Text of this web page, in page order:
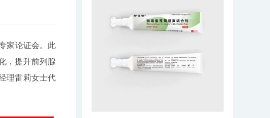
家论证会。此
，提升前列腺
理雷莉女士代